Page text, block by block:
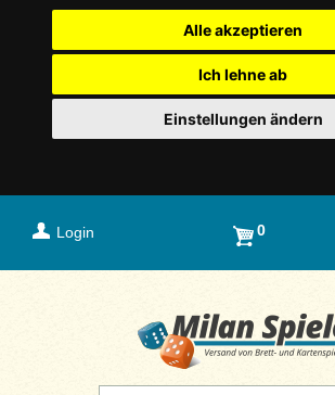
Alle akzeptieren
Ich lehne ab
Einstellungen ändern
Login 0